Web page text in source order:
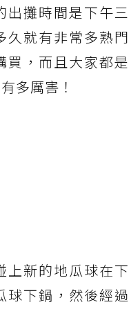
出攤時間是下午三
久就有非常多熟門
買，而且大家都是
多厲害！
上新的地瓜球在下
球下鍋，然後經過